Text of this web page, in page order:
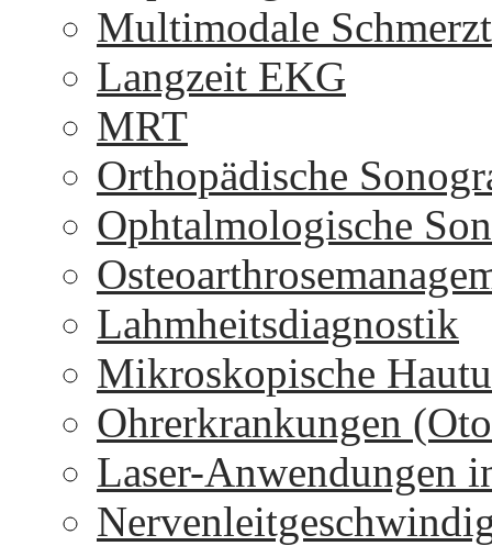
Multimodale
Langzeit EKG
MRT
Orthopädische
Ophtalmologische
Lahmheitsdiagnostik
Mikroskopische
Ohrerkrankungen
Laser-Anwendungen